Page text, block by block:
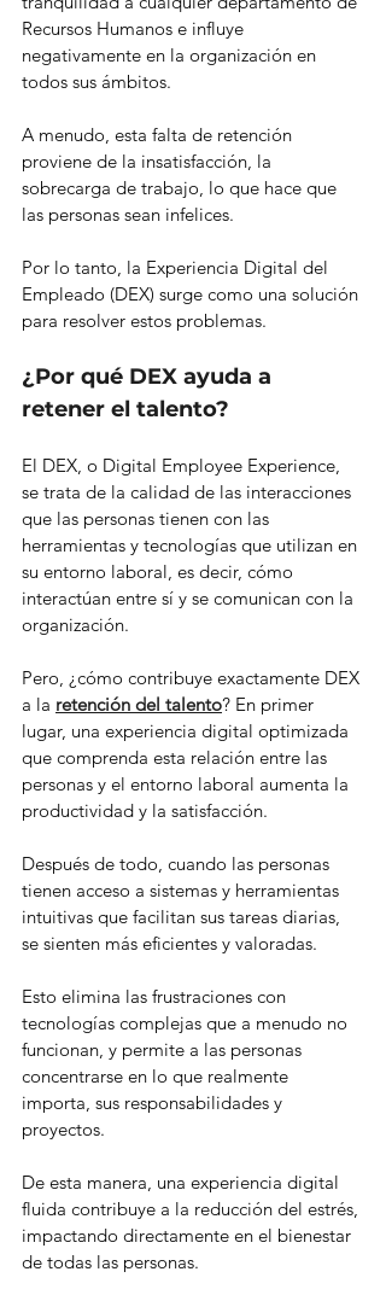
Recursos Humanos e influye
negativamente en la organización en
todos sus ámbitos.
A menudo, esta falta de retención
proviene de la insatisfacción, la
sobrecarga de trabajo, lo que hace que
las personas sean infelices.
Por lo tanto, la Experiencia Digital del
Empleado (DEX) surge como una solución
para resolver estos problemas.
¿Por qué DEX ayuda a
retener el talento?
El DEX, o Digital Employee Experience,
se trata de la calidad de las interacciones
que las personas tienen con las
herramientas y tecnologías que utilizan en
su entorno laboral, es decir, cómo
interactúan entre sí y se comunican con la
organización.
Pero, ¿cómo contribuye exactamente DEX
a la retención del talento? En primer
lugar, una experiencia digital optimizada
que comprenda esta relación entre las
personas y el entorno laboral aumenta la
productividad y la satisfacción.
Después de todo, cuando las personas
tienen acceso a sistemas y herramientas
intuitivas que facilitan sus tareas diarias,
se sienten más eficientes y valoradas.
Esto elimina las frustraciones con
tecnologías complejas que a menudo no
funcionan, y permite a las personas
concentrarse en lo que realmente
importa, sus responsabilidades y
proyectos.
De esta manera, una experiencia digital
fluida contribuye a la reducción del estrés,
impactando directamente en el bienestar
de todas las personas.